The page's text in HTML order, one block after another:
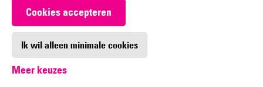
Cookies accepteren
Ik wil alleen minimale cookies
Meer keuzes
Werken bij De Nieuwe Bibliotheek
Digitoegankelijkheid